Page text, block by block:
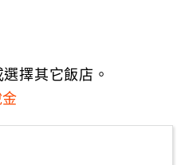
擇其它飯店。